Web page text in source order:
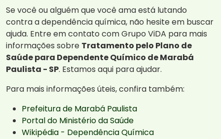
Se você ou alguém que você ama está lutando
contra a dependência química, não hesite em buscar
ajuda. Entre em contato com Grupo ViDA para mais
informações sobre Tratamento pelo Plano de
Saúde para Dependente Químico de Marabá
Paulista - SP. Estamos aqui para ajudar.
Para mais informações úteis, confira também:
Prefeitura de Marabá Paulista
Portal do Ministério da Saúde
Wikipédia - Dependência Química